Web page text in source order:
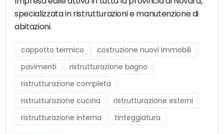
specializzata in ristrutturazioni e manutenzione di
abitazioni.
cappotto termico
costruzione nuovi immobili
pavimenti
ristrutturazione bagno
ristrutturazione completa
ristrutturazione cucina
ristrutturazione esterni
ristrutturazione interna
tinteggiatura